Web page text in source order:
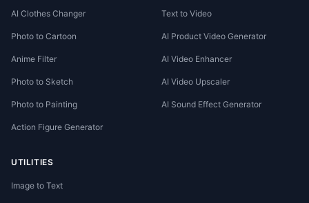
AI Clothes Changer
Photo to Cartoon
Anime Filter
Photo to Sketch
Photo to Painting
Action Figure Generator
Text to Video
AI Product Video Generator
AI Video Enhancer
AI Video Upscaler
AI Sound Effect Generator
UTILITIES
Image to Text